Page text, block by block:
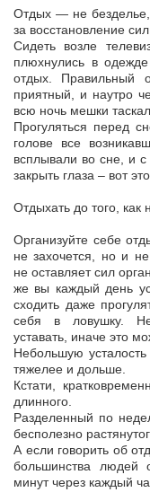
Отдых — не
за восстановление
Сидеть возле
плюхнулись в
отдых. Правильный
приятный, и наутро
всю ночь мешки
Прогуляться перед
голове все
всплывали во сне, и
закрыть глаза – вот
Отдыхать до того, как
Организуйте себе
не захочется, но и
не оставляет сил
же вы каждый день
сходить даже
себя в ловушку.
уставать, иначе это
Небольшую
тяжелее и дольше.
Кстати,
длинного.
Разделенный по
бесполезно
А если говорить об
большинства
минут через каждый